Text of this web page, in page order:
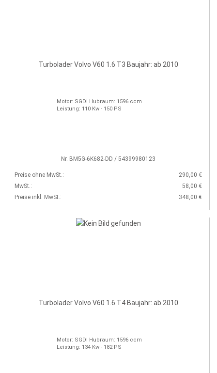
Turbolader Volvo V60 1.6 T3 Baujahr: ab 2010
Motor: SGDI Hubraum: 1596 ccm
Leistung: 110 Kw - 150 PS
Nr. BM5G-6K682-DD / 54399980123
Preise ohne MwSt.:
290,00 €
MwSt.:
58,00 €
Preise inkl. MwSt.:
348,00 €
Turbolader Volvo V60 1.6 T4 Baujahr: ab 2010
Motor: SGDI Hubraum: 1596 ccm
Leistung: 134 Kw - 182 PS